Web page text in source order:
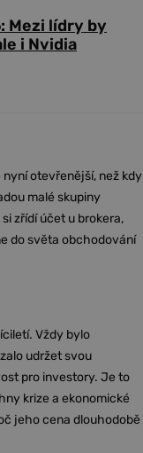
Mezi lídry by
i Nvidia
otevřenější, než kdy
malé skupiny
zřídí účet u brokera,
do světa obchodování
Vždy bylo
udržet svou
pro investory. Je to
krize a ekonomické
jeho cena dlouhodobě